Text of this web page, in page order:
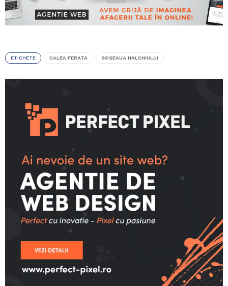
ETICHETE CALEA FERATA SOSEAUA HALCHIULUI